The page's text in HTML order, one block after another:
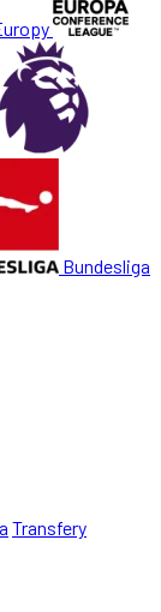
Bundesliga
Transfery